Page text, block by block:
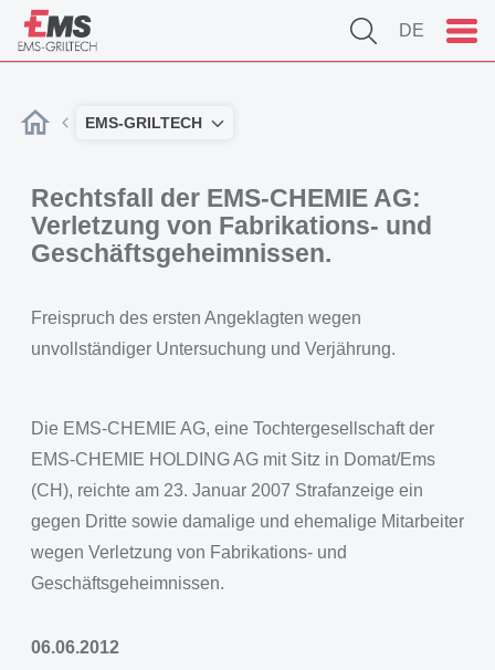
DE
EMS-GRILTECH
Rechtsfall der EMS-CHEMIE AG:
Verletzung von Fabrikations- und
Geschäftsgeheimnissen.
Freispruch des ersten Angeklagten wegen
unvollständiger Untersuchung und Verjährung.
Die EMS-CHEMIE AG, eine Tochtergesellschaft der
EMS-CHEMIE HOLDING AG mit Sitz in Domat/Ems
(CH), reichte am 23. Januar 2007 Strafanzeige ein
gegen Dritte sowie damalige und ehemalige Mitarbeiter
wegen Verletzung von Fabrikations- und
Geschäftsgeheimnissen.
06.06.2012